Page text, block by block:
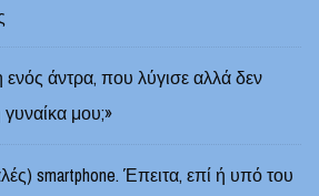
ενός άντρα, που λύγισε αλλά δεν
μου;»
smartphone. Έπειτα, επί ή υπό του